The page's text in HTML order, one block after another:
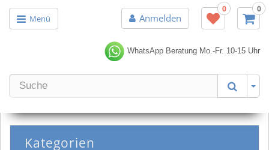
Menü Anmelden
0 0
WhatsApp Beratung Mo.-Fr. 10-15 Uhr
Kategorien